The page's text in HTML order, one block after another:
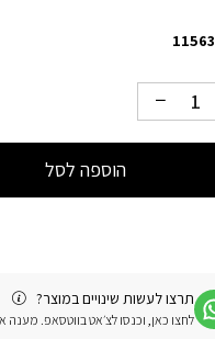
11563
הוספה לסל
תרצו לעשות שינויים במוצר?
לחצו כאן, וכנסו לצ׳אט בווטסאפ. מענה